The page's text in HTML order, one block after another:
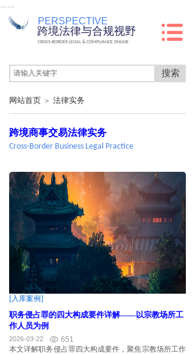
……
搜索
网站首页 ＞ 法律实务
跨境商事交易法律实务
Cross-Border Business Legal Practice
[入库案例]
职务侵占罪的四大构成要件详解——以宗教场所工
作人员为例
2026-03-22
651
本文详解职务侵占罪四大构成要件，聚焦宗教场所工作
CROSS-BORDER LEGAL & COMPLIANCE ONLINE
跨境法律与合规视野
PERSPECTIVE